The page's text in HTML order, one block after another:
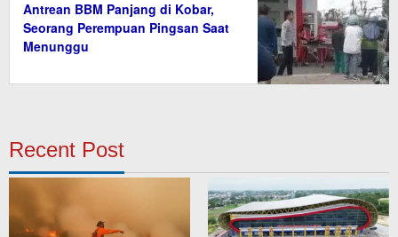
Antrean BBM Panjang di Kobar,
Seorang Perempuan Pingsan Saat
Menunggu
Recent Post